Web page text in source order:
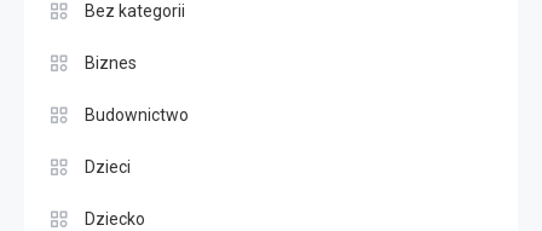
Bez kategorii
Biznes
Budownictwo
Dzieci
Dziecko